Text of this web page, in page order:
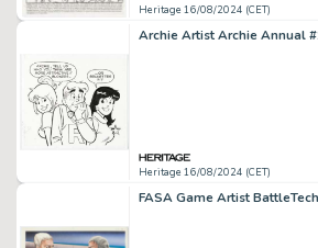
Heritage 16/08/2024 (CET)
Heritage 16/08/2024 (CET)